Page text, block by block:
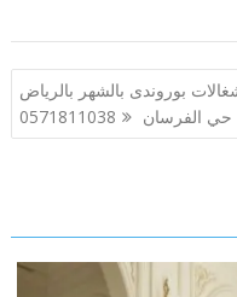
بوروندى بالشهر بالرياض
حي الفرسان 0571811038